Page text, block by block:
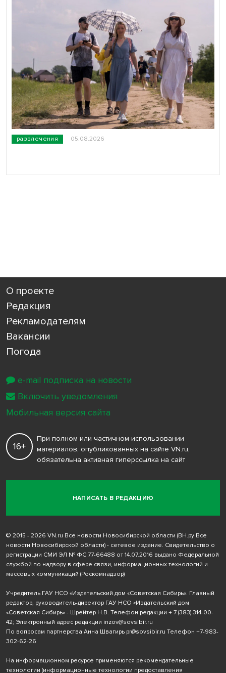
развлечения 05.08.2026
О проекте
Редакция
Рекламодателям
Вакансии
Погода
НАПИСАТЬ В РЕДАКЦИЮ
16+
При полном или частичном использовании
материалов, опубликованных на сайте VN.ru,
обязательна активная гиперссылка на сайт
© 2015 - 2026 VN.ru Все новости Новосибирской области (ВН.ру Все
новости Новосибирской области) - сетевое издание. Свидетельство о
регистрации СМИ ЭЛ № ФС 77-66488 от 14.07.2016 выдано Федеральной
службой по надзору в сфере связи, информационных технологий и
массовых коммуникаций (Роскомнадзор)
Учредитель ГАУ НСО «Издательский дом «Советская Сибирь». Главный
редактор, руководитель-директор ГАУ НСО «Издательский дом
«Советская Сибирь» - Шрейтер Н.В. Телефон редакции + 7 (383) 314-00-
42; Электронный адрес редакции inzov@sovsibir.ru
По вопросам партнерства Анна Швагирь pr@sovsibir.ru Телефон +7-983-
302-62-26
На информационном ресурсе применяются рекомендательные
технологии (информационные технологии предоставления
e-mail подписка на новости
Включить уведомления
Мобильная версия сайта